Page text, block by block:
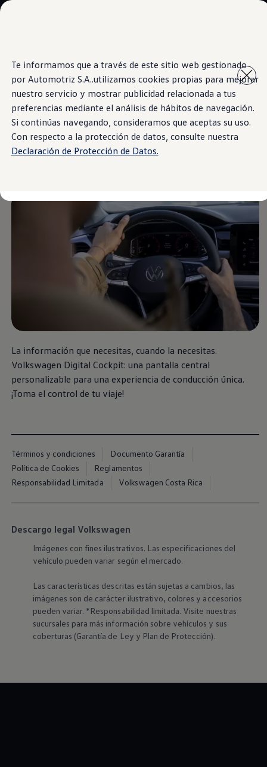
Te informamos que a través de este sitio web gestionado
por Automotriz S.A..utilizamos cookies propias para mejorar
nuestro servicio y mostrar publicidad relacionada a tus
preferencias mediante el análisis de hábitos de navegación.
Si continúas navegando, consideramos que aceptas su uso.
Con respecto a la protección de datos, consulte nuestra
Declaración de Protección de Datos.
contenido
principal
a pie
de
página
Marca y Experiencia
Volkswagen Costa Rica
Blog
Espacio Exclusivo para Prensa
Latin NCAP
Tengo un Volkswagen
Manuales Volkswagen
Postventas
Takata airbag recall campaign
Information
Informarse bien es el
plan
La información que necesitas, cuando la necesitas.
Volkswagen Digital Cockpit: una pantalla central
personalizable para una experiencia de conducción única.
¡Toma el control de tu viaje!
Términos y condiciones
Documento Garantía
Política de Cookies
Reglamentos
Responsabilidad Limitada
Volkswagen Costa Rica
Descargo legal Volkswagen
Imágenes con fines ilustrativos. Las especificaciones del
vehículo pueden variar según el mercado.
Las características descritas están sujetas a cambios, las
imágenes son de carácter ilustrativo, colores y accesorios
pueden variar. *Responsabilidad limitada. Visite nuestras
sucursales para más información sobre vehículos y sus
coberturas (Garantía de Ley y Plan de Protección).